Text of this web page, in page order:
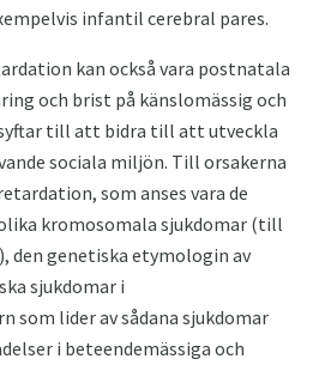
infantil cerebral pares.
kan också vara postnatala
och brist på känslomässig och
till att bidra till att utveckla
sociala miljön. Till orsakerna
som anses vara de
kromosomala sjukdomar (till
den genetiska etymologin av
sjukdomar i
som lider av sådana sjukdomar
i beteendemässiga och